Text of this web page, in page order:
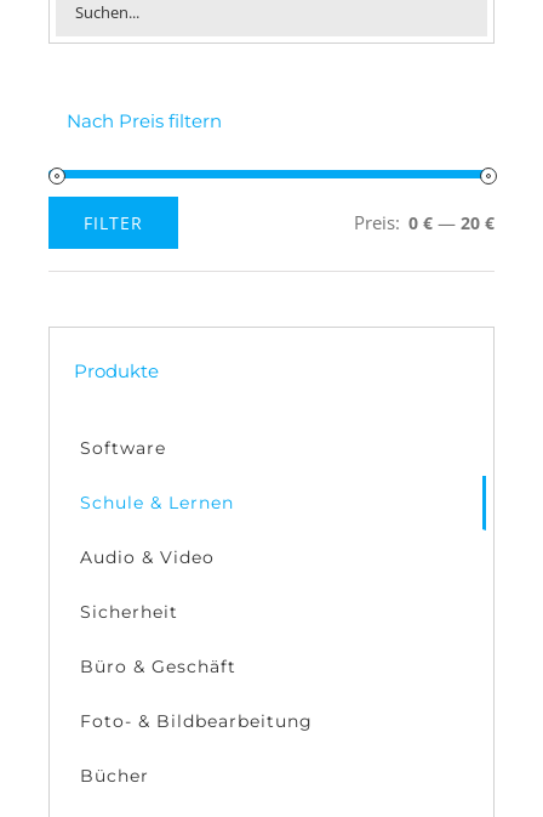
Nach Preis filtern
Preis
Preis
FILTER Preis: 0 € — 20 €
Produkte
Software
Schule & Lernen
Audio & Video
Sicherheit
Büro & Geschäft
Foto- & Bildbearbeitung
Bücher